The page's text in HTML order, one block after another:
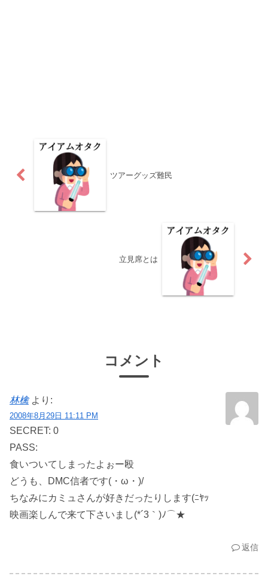
ツアーグッズ難民
立見席とは
コメント
林檎 より:
2008年8月29日 11:11 PM
SECRET: 0
PASS:
食いついてしまったよぉー殴
どうも、DMC信者です(・ω・)/
ちなみにカミュさんが好きだったりします(ﾆﾔｯ
映画楽しんで来て下さいまし(*´3｀)ﾉ⌒★
返信